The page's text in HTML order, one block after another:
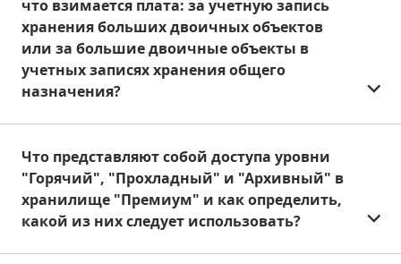
что взимается плата: за учетную запись
хранения больших двоичных объектов
или за большие двоичные объекты в
учетных записях хранения общего
назначения?
Что представляют собой доступа уровни
"Горячий", "Прохладный" и "Архивный" в
хранилище "Премиум" и как определить,
какой из них следует использовать?